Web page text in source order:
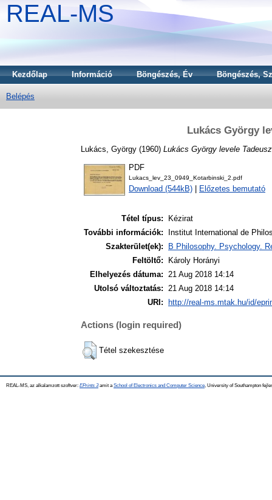
REAL-MS
Kezdőlap Információ Böngészés, Év Böngészés,
Belépés
Lukács György
Lukács, György (1960) Lukács György levele
PDF
Lukacs_lev_23_0949_Kotarbinski_2.pdf
Download (544kB) Előzetes bemutató
Tétel típus:
Kézirat
További információk:
Institut International de
Szakterület(ek):
B Philosophy. Psychology.
Feltöltő:
Károly Horányi
Elhelyezés dátuma: 21 Aug 2018 14:14
Utolsó változtatás: 21 Aug 2018 14:14
URI:
http://real-ms.mtak.hu/id/
Actions (login required)
Tétel szekesztése
REAL-MS, az alkalamzott szoftver: EPrints 3amit a School of Electronics and Computer Science , University of Southampton